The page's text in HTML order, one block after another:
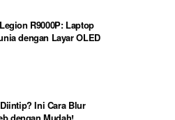
R9000P: Laptop
dengan Layar OLED
Ini Cara Blur